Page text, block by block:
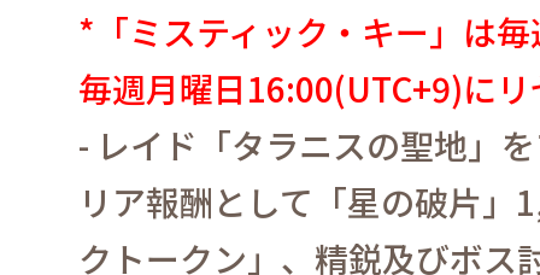
* 「ミスティック・キー」は
毎週月曜日16:00(UTC+9)に
- レイド「タラニスの聖地」
リア報酬として「星の破片」
クトークン」、精鋭及びボス